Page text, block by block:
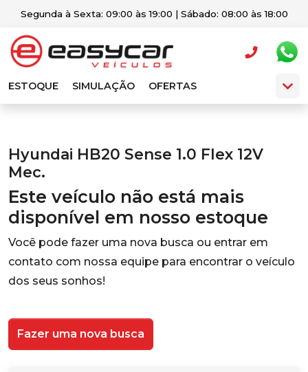
Segunda à Sexta: 09:00 às 19:00 | Sábado: 08:00 às 18:00
ESTOQUE SIMULAÇÃO OFERTAS
Hyundai HB20 Sense 1.0 Flex 12V
Mec.
Este veículo não está mais
disponível em nosso estoque
Você pode fazer uma nova busca ou entrar em
contato com nossa equipe para encontrar o veículo
dos seus sonhos!
Fazer uma nova busca